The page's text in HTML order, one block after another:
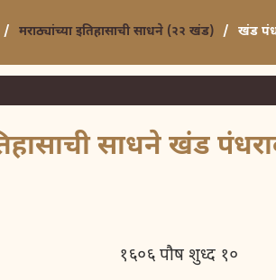
/ मराठ्यांच्या इतिहासाची साधने (२२ खंड) / खंड
साधने खंड
पौष शुध्द १०